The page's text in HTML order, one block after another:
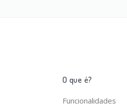
O que é?
Funcionalidades